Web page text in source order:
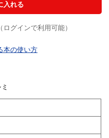
入れる
グインで利用可能）
本の使い方